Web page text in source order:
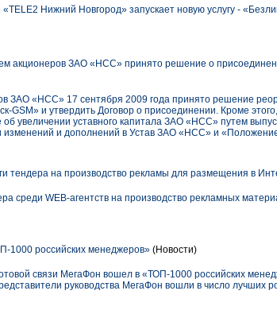
Нижний Новгород» запускает новую услугу -
акционеров ЗАО «НСС» принято решение о
ЗАО «НСС» 17 сентября 2009 года принято решение
GSM» и утвердить Договор о присоединении. Кроме
увеличении уставного капитала ЗАО «НСС» путем
изменений и дополнений в Устав ЗАО «НСС» и
тендера на производство рекламы для размещения в
среди WEB-агентств на производство рекламных
1000 российских менеджеров» (Новости)
связи МегаФон вошел в «ТОП-1000 российских
руководства МегаФон вошли в число лучших